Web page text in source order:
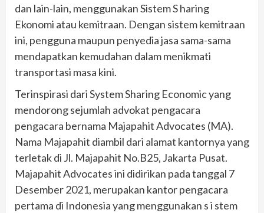
dan lain-lain, menggunakan Sistem S haring
Ekonomi atau kemitraan. Dengan sistem kemitraan
ini, pengguna maupun penyedia jasa sama-sama
mendapatkan kemudahan dalam menikmati
transportasi masa kini.
Terinspirasi dari System Sharing Economic yang
mendorong sejumlah advokat pengacara
pengacara bernama Majapahit Advocates (MA).
Nama Majapahit diambil dari alamat kantornya yang
terletak di Jl. Majapahit No.B25, Jakarta Pusat.
Majapahit Advocates ini didirikan pada tanggal 7
Desember 2021, merupakan kantor pengacara
pertama di Indonesia yang menggunakan s i stem